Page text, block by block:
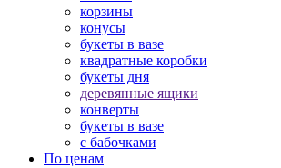
корзины
конусы
букеты в вазе
квадратные коробки
букеты дня
деревянные ящики
конверты
букеты в вазе
с бабочками
По ценам